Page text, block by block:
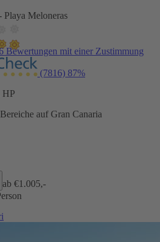
Playa Meloneras
Bewertungen mit einer Zustimmung
(7816) 87%
HP
auf Gran Canaria
ab €1.005,-